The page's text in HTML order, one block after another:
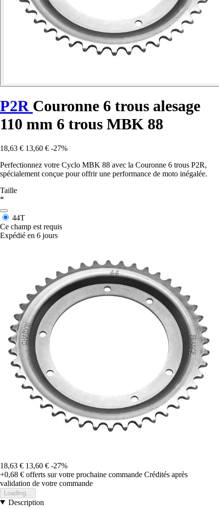
P2R Couronne 6 trous alesage
110 mm 6 trous MBK 88
18,63 € 13,60 € -27%
Perfectionnez votre Cyclo MBK 88 avec la Couronne 6 trous P2R,
spécialement conçue pour offrir une performance de moto inégalée.
Taille
*
44T
Ce champ est requis
Expédié en 6 jours
18,63 € 13,60 € -27%
+0,68 € offerts sur votre prochaine commande Crédités après
validation de votre commande
Loading...
Description